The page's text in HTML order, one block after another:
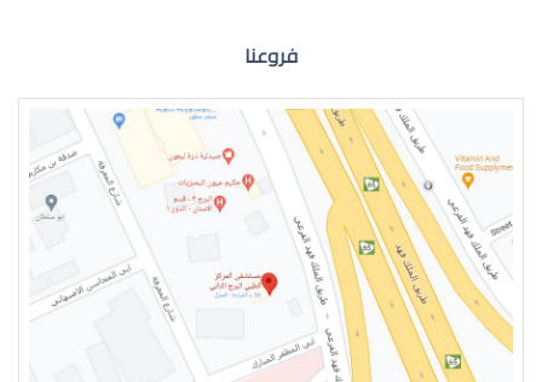
ضعف نظر في العين اليسرى
فروعنا